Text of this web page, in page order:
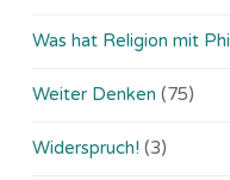
Was hat Religion mit
Weiter Denken (75)
Widerspruch! (3)